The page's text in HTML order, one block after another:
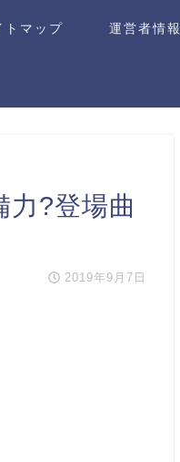
トマップ 運営者情報
?登場曲
2019年9月7日